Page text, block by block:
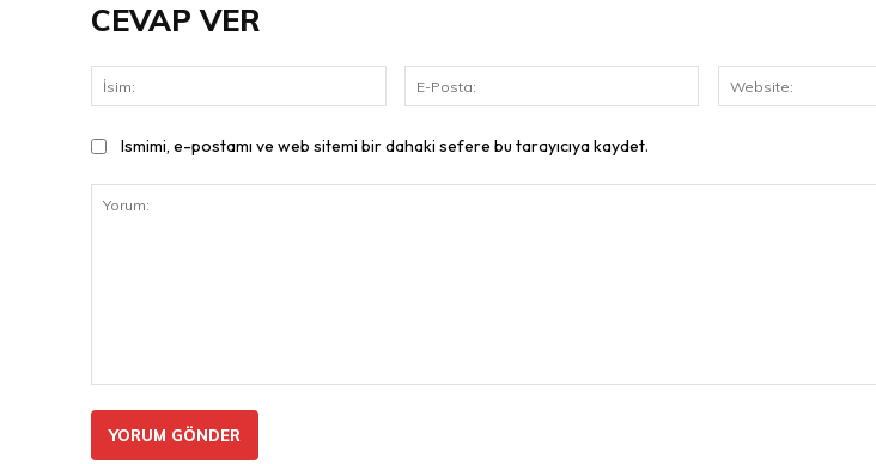
CEVAP VER
İsim:
Posta:
Ismimi, e-postamı ve web sitemi bir dahaki sefere bu tarayıcıya kaydet.